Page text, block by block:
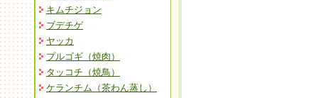
キムチジョン
ブデチゲ
ヤッカ
プルゴギ（焼肉）
タッコチ（焼鳥）
ケランチム（茶わん蒸し）